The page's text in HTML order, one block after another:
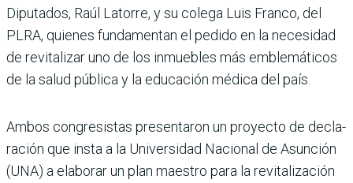
Diputados, Raúl Latorre, y su colega Luis Franco, del
PLRA, quienes fundamentan el pedido en la necesidad
de revitalizar uno de los inmue­bles más emblemáticos
de la salud pública y la educación médica del país.
Ambos congresistas presen­taron un proyecto de decla­
ración que insta a la Univer­sidad Nacional de Asunción
(UNA) a elaborar un plan maestro para la revitaliza­ción